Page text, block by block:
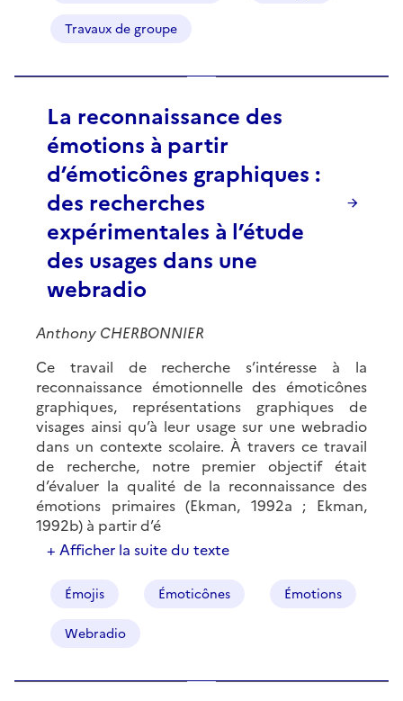
Travaux de groupe
La reconnaissance des
émotions à partir
d’émoticônes graphiques :
des recherches
expérimentales à l’étude
des usages dans une
webradio
Anthony CHERBONNIER
Ce travail de recherche s’intéresse à la
reconnaissance émotionnelle des émoticônes
graphiques, représentations graphiques de
visages ainsi qu’à leur usage sur une webradio
dans un contexte scolaire. À travers ce travail
de recherche, notre premier objectif était
d’évaluer la qualité de la reconnaissance des
émotions primaires (Ekman, 1992a ; Ekman,
1992b) à partir d’é
+ Afficher la suite du texte
Émojis Émoticônes Émotions
Webradio